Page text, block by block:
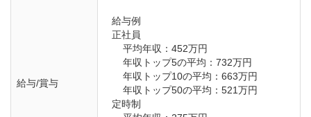
給与/賞与
給与例
正社員
定時制